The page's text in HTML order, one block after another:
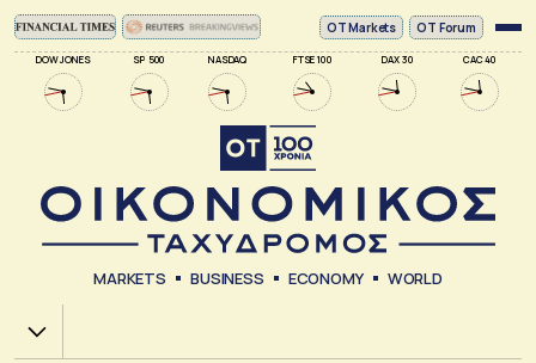
DOW JONES SP 500 NASDAQ FTSE 100 DAX 30 CAC 40
ΟΤ Markets OT Forum
MARKETS BUSINESS ECONOMY WORLD
Χ.Α.